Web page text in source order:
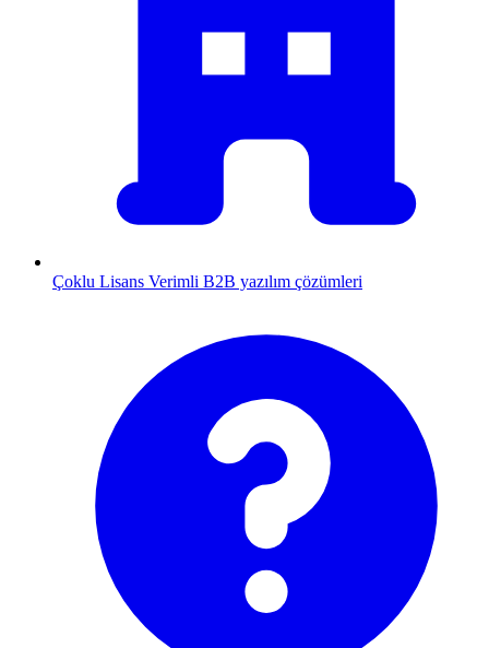
Çoklu Lisans Verimli B2B yazılım çözümleri